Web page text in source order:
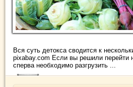
Вся суть детокса сводится к
pixabay.com Если вы решили перейти
сперва необходимо разгрузить ...